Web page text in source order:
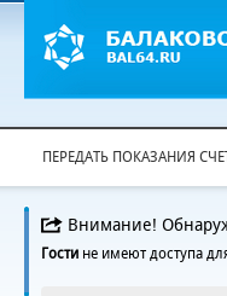
ПЕРЕДАТЬ ПОКАЗАНИЯ
Внимание!
Гости не имеют доступа